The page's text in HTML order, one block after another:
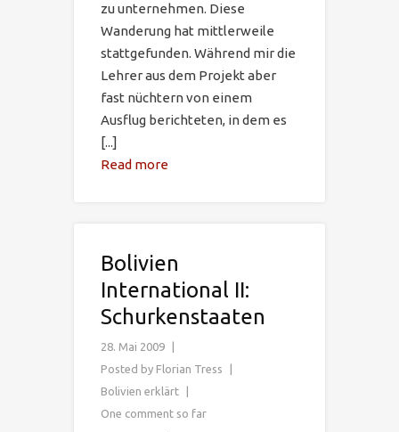
zu unternehmen. Diese
Wanderung hat mittlerweile
stattgefunden. Während mir die
Lehrer aus dem Projekt aber
fast nüchtern von einem
Ausflug berichteten, in dem es
[...]
Read more
Bolivien
International II:
Schurkenstaaten
28. Mai 2009
Posted by Florian Tress
Bolivien erklärt
One comment so far